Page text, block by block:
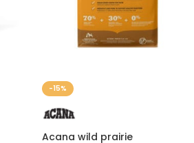
-15%
Acana wild prairie